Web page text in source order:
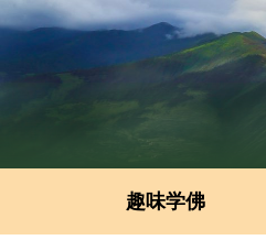
趣味学佛